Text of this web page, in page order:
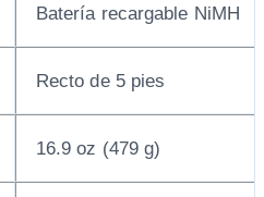
Batería recargable NiMH
Recto de 5 pies
16.9 oz (479 g)